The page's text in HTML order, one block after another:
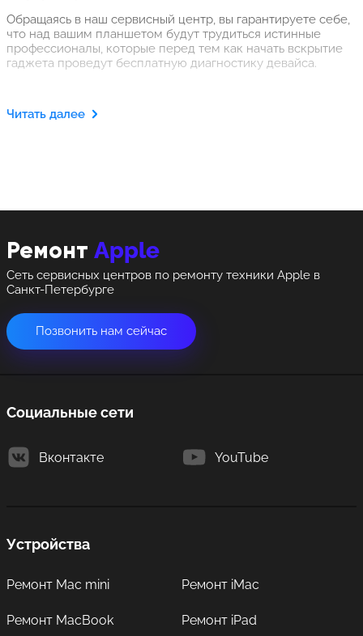
Обращаясь в наш сервисный центр, вы гарантируете себе,
что над вашим планшетом будут трудиться истинные
профессионалы, которые перед тем как начать вскрытие
гаджета проведут бесплатную диагностику девайса.
Читать далее
Ремонт Apple
Сеть сервисных центров по ремонту техники Apple в
Санкт-Петербурге
Позвонить нам сейчас
Социальные сети
Вконтакте YouTube
Устройства
Ремонт Mac mini Ремонт iMac
Ремонт MacBook Ремонт iPad